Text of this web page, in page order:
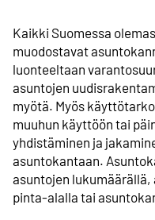
Kaikki Suomessa
muodostavat
luonteeltaan
asuntojen
myötä. Myös
muuhun käyttöön tai
yhdistäminen ja
asunto­kantaan.
asuntojen
pinta-alalla tai